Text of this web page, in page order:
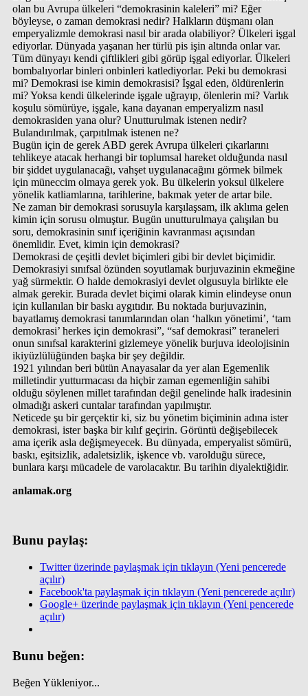
olan bu Avrupa ülkeleri “demokrasinin kaleleri” mi? Eğer
böyleyse, o zaman demokrasi nedir? Halkların düşmanı olan
emperyalizmle demokrasi nasıl bir arada olabiliyor? Ülkeleri işgal
ediyorlar. Dünyada yaşanan her türlü pis işin altında onlar var.
Tüm dünyayı kendi çiftlikleri gibi görüp işgal ediyorlar. Ülkeleri
bombalıyorlar binleri onbinleri katlediyorlar. Peki bu demokrasi
mi? Demokrasi ise kimin demokrasisi? İşgal eden, öldürenlerin
mi? Yoksa kendi ülkelerinde işgale uğrayıp, ölenlerin mi? Varlık
koşulu sömürüye, işgale, kana dayanan emperyalizm nasıl
demokrasiden yana olur? Unutturulmak istenen nedir?
Bulandırılmak, çarpıtılmak istenen ne?
Bugün için de gerek ABD gerek Avrupa ülkeleri çıkarlarını
tehlikeye atacak herhangi bir toplumsal hareket olduğunda nasıl
bir şiddet uygulanacağı, vahşet uygulanacağını görmek bilmek
için müneccim olmaya gerek yok. Bu ülkelerin yoksul ülkelere
yönelik katliamlarına, tarihlerine, bakmak yeter de artar bile.
Ne zaman bir demokrasi sorusuyla karşılaşsam, ilk aklıma gelen
kimin için sorusu olmuştur. Bugün unutturulmaya çalışılan bu
soru, demokrasinin sınıf içeriğinin kavranması açısından
önemlidir. Evet, kimin için demokrasi?
Demokrasi de çeşitli devlet biçimleri gibi bir devlet biçimidir.
Demokrasiyi sınıfsal özünden soyutlamak burjuvazinin ekmeğine
yağ sürmektir. O halde demokrasiyi devlet olgusuyla birlikte ele
almak gerekir. Burada devlet biçimi olarak kimin elindeyse onun
için kullanılan bir baskı aygıtıdır. Bu noktada burjuvazinin,
bayatlamış demokrasi tanımlarından olan ‘halkın yönetimi’, ‘tam
demokrasi’ herkes için demokrasi”, “saf demokrasi” teraneleri
onun sınıfsal karakterini gizlemeye yönelik burjuva ideolojisinin
ikiyüzlülüğünden başka bir şey değildir.
1921 yılından beri bütün Anayasalar da yer alan Egemenlik
milletindir yutturmacası da hiçbir zaman egemenliğin sahibi
olduğu söylenen millet tarafından değil genelinde halk iradesinin
olmadığı askeri cuntalar tarafından yapılmıştır.
Neticede şu bir gerçektir ki, siz bu yönetim biçiminin adına ister
demokrasi, ister başka bir kılıf geçirin. Görüntü değişebilecek
ama içerik asla değişmeyecek. Bu dünyada, emperyalist sömürü,
baskı, eşitsizlik, adaletsizlik, işkence vb. varolduğu sürece,
bunlara karşı mücadele de varolacaktır. Bu tarihin diyalektiğidir.
anlamak.org
Bunu paylaş:
Twitter üzerinde paylaşmak için tıklayın (Yeni pencerede
açılır)
Facebook'ta paylaşmak için tıklayın (Yeni pencerede açılır)
Google+ üzerinde paylaşmak için tıklayın (Yeni pencerede
açılır)
Bunu beğen:
Beğen Yükleniyor...